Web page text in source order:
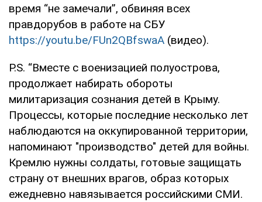
время “не замечали”, обвиняя всех
правдорубов в работе на СБУ
https://youtu.be/FUn2QBfswaA (видео).
P.S. “Вместе с военизацией полуострова,
продолжает набирать обороты
милитаризация сознания детей в Крыму.
Процессы, которые последние несколько лет
наблюдаются на оккупированной территории,
напоминают "производство" детей для войны.
Кремлю нужны солдаты, готовые защищать
страну от внешних врагов, образ которых
ежедневно навязывается российскими СМИ.